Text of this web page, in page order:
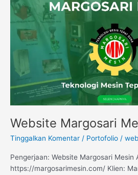
Website Margosari
Tinggalkan Komentar / Portofolio /
Pengerjaan: Website Margosari Mesin
https://margosarimesin.com/ Klien: